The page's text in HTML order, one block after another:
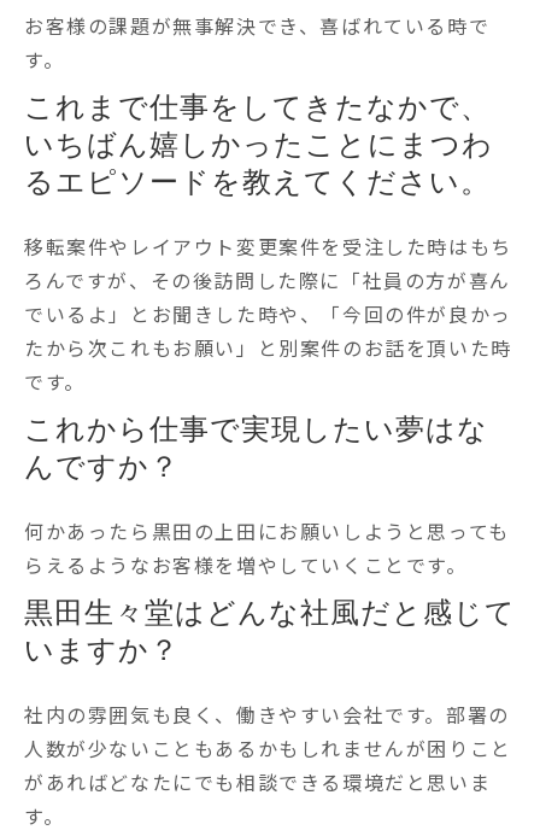
お客様の課題が無事解決でき、喜ばれている時で
す。
これまで仕事をしてきたなかで、
いちばん嬉しかったことにまつわ
るエピソードを教えてください。
移転案件やレイアウト変更案件を受注した時はもち
ろんですが、その後訪問した際に「社員の方が喜ん
でいるよ」とお聞きした時や、「今回の件が良かっ
たから次これもお願い」と別案件のお話を頂いた時
です。
これから仕事で実現したい夢はな
んですか？
何かあったら黒田の上田にお願いしようと思っても
らえるようなお客様を増やしていくことです。
黒田生々堂はどんな社風だと感じて
いますか？
社内の雰囲気も良く、働きやすい会社です。部署の
人数が少ないこともあるかもしれませんが困りこと
があればどなたにでも相談できる環境だと思いま
す。